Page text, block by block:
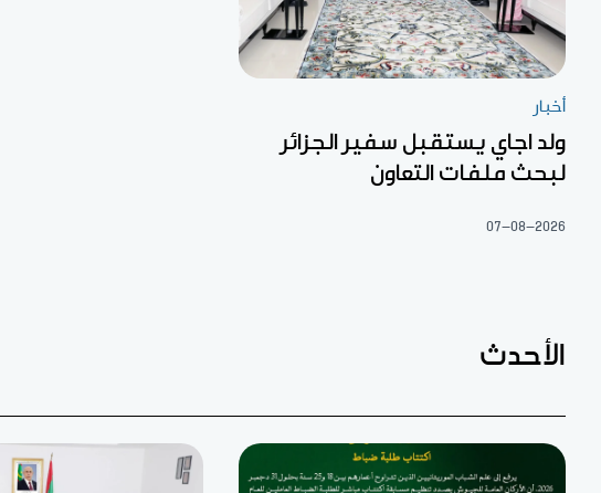
أخبار
ولد اجاي يستقبل سفير الجزائر
لبحث ملفات التعاون
07-08-2026
الأحدث